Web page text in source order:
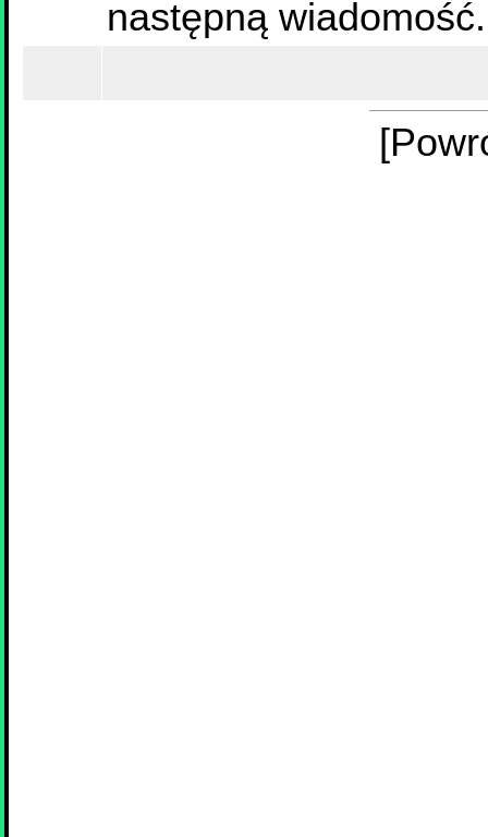
następną wiadomość.